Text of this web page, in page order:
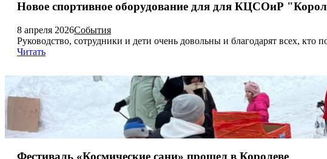
Новое спортивное оборудование для для КЦСОиР
8 апреля 2026События
Руководство, сотрудники и дети очень довольны и благодарят всех, кто
Читать
Фестиваль «Космические сани» прошел в Королеве